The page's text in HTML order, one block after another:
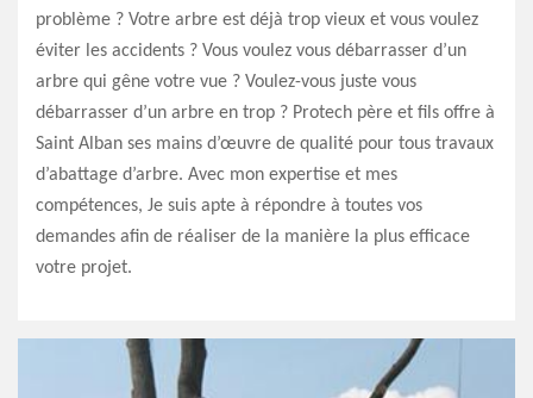
problème ? Votre arbre est déjà trop vieux et vous voulez
éviter les accidents ? Vous voulez vous débarrasser d’un
arbre qui gêne votre vue ? Voulez-vous juste vous
débarrasser d’un arbre en trop ? Protech père et fils offre à
Saint Alban ses mains d’œuvre de qualité pour tous travaux
d’abattage d’arbre. Avec mon expertise et mes
compétences, Je suis apte à répondre à toutes vos
demandes afin de réaliser de la manière la plus efficace
votre projet.